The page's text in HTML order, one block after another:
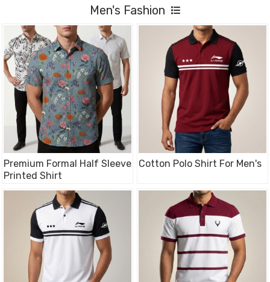
Men's Fashion
Premium Formal Half Sleeve
Printed Shirt
Cotton Polo Shirt For Men's